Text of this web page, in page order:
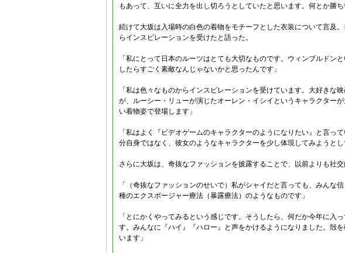
もあって、互いに全力を出し切ろうとしていたと思います。何とか勝
続けて大坂は入場時の白色の着物をモチーフとした衣装について言及
らインスピレーションを受けたと語った。
「私にとって日本のルーツはとても大切なものです。ウィンブルドン
したらすごく素敵なんじゃないかと思ったんです」
「私は色々なものからインスピレーションを受けています。大好きな
が、ルーシー・リューが演じたオーレン・イシイというキャラクター
い着物姿で登場します」
「私はよく『ビデオゲームのキャラクターのようになりたい』と言っ
分自身ではなく、彼女のようなキャラクターを少し体現してみようとし
さらに大坂は、奇抜なファッションを披露することで、以前よりも社交
「（奇抜なファッションのせいで）私がシャイだと言っても、みんな
種のエクスポージャー療法（暴露療法）のようなものです」
「とにかくやってみるという感じです。そうしたら、何だか今年に入
す。みんなに『ハイ』『ハロー』と声をかけるようになりました。殻
います」